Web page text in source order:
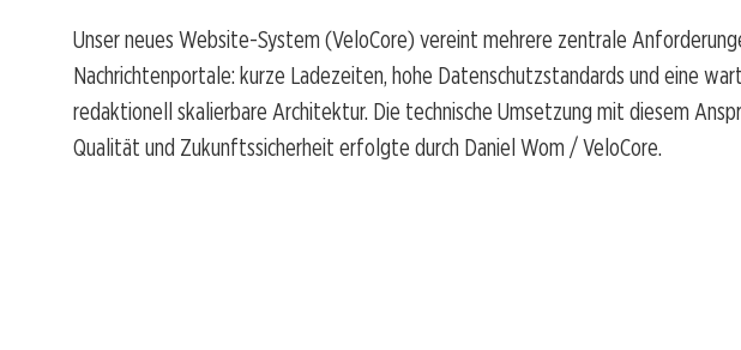
Unser neues Website-System (VeloCore) vereint mehrere zentrale
Nachrichtenportale: kurze Ladezeiten, hohe Datenschutzstandards und eine
redaktionell skalierbare Architektur. Die technische Umsetzung mit diesem
Qualität und Zukunftssicherheit erfolgte durch Daniel Wom / VeloCore.